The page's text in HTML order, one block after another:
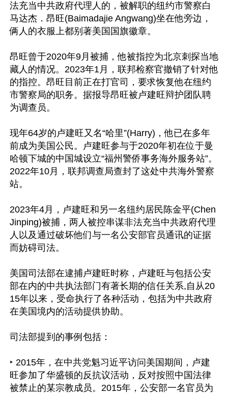
法充当中共政府代理人的，被解职的纽约市警察白
马达杰．昂旺(Baimadajie Angwang)坐在他旁边，
俩人的衣服上都别著美国国旗徽章。
昂旺曾于2020年9月被捕，他被指控为北京刺探当地
藏人的情况。2023年1月，联邦检察官撤销了针对他
的指控。昂旺目前正在打官司，要求恢复他在纽约
市警察局的职务。据报导昂旺被卢建旺辩护团队聘
为调查员。
现年64岁的卢建旺又名“哈里”(Harry)，他已在多年
前成为美国公民。卢建旺参与于2020年初在位于曼
哈顿下城的中国城设立“福州警侨事务海外服务站”。
2022年10月，联邦调查局查封了这处中共海外警察
站。
2023年4月，卢建旺和另一名纽约居民陈金平(Chen
Jinping)被捕，两人被控串谋非法充当中共政府代理
人以及通过破坏他们与一名公安部官员通讯的证据
而妨碍司法。
美国司法部在逮捕卢建旺时称，卢建旺与包括公安
部在内的中共执法部门有著长期的信任关系,自从20
15年以来，受命执行了各种活动，包括为中共政府
在美国境内的活动提供协助。
司法部提到的事例包括：
‣ 2015年，在中共党魁习近平访问美国期间，卢建
旺参加了华盛顿的反抗议活动，反对按照中国法律
被禁止的某宗教成员。2015年，公安部一名官员为